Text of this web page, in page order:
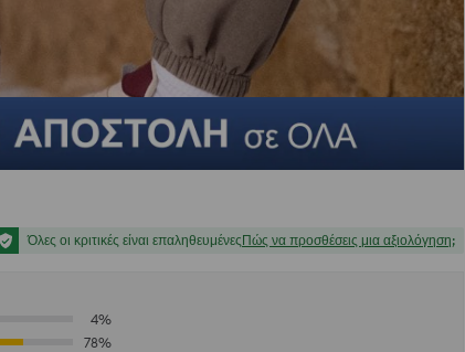
Όλες οι κριτικές είναι επαληθευμένεςΠώς να προσθέσεις μια αξιολόγηση;
4%
78%